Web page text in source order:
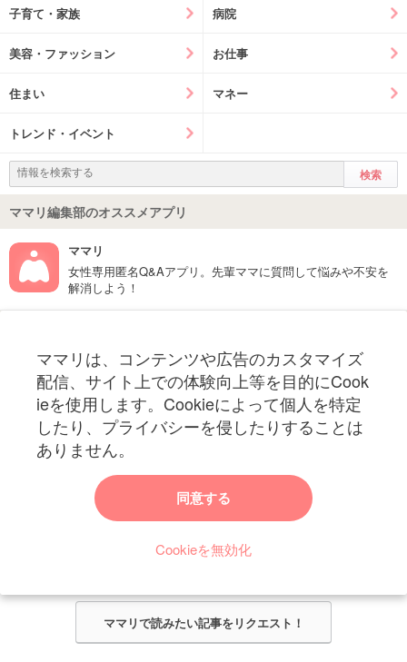
子育て・家族 病院
美容・ファッション お仕事
住まい マネー
トレンド・イベント
ママリ編集部のオススメアプリ
ママリ
女性専用匿名Q&Aアプリ。先輩ママに質問して悩みや不安を
解消しよう！
ママリは、コンテンツや広告のカスタマイズ
配信、サイト上での体験向上等を目的にCook
ieを使用します。Cookieによって個人を特定
したり、プライバシーを侵したりすることは
ありません。
同意する
Cookieを無効化
妊娠〜子育て中のお役立ち情報を配信中
ママリからのお知らせ
ママリ編集部がみなさんのご意見をもとに記事を作成させていただきま
ママリで読みたい記事をリクエスト！